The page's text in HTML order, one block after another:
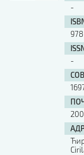
-
-